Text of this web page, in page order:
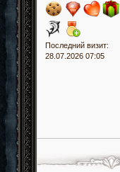
Последний визит:
28.07.2026 07:05